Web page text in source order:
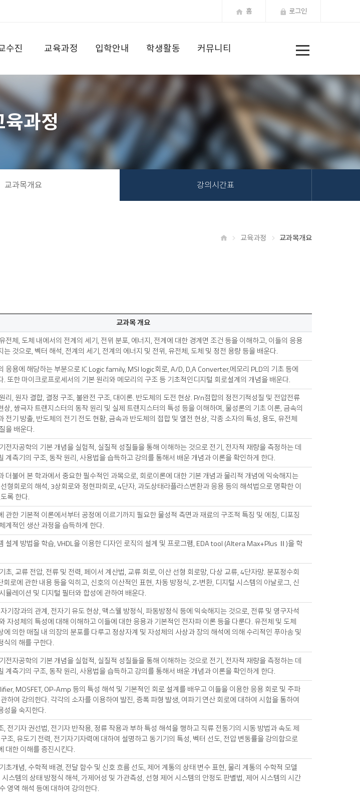
뉴
홈 로그인
수진 교육과정 입학안내 학생활동 커뮤니티
과정
교과목개요 강의시간표
교육과정 교과목개요
교과목 개요
전체, 도체 내에서의 전계의 세기, 전위 분포, 에너지, 전계에 대한 경계면 조건 등을 이해하고, 이들의 응용
는 것으로, 벡터 해석, 전계의 세기, 전계의 에너지 및 전위, 유전체, 도체 및 정전 용량 등을 배운다.
응용에 해당하는 부분으로 IC Logic family, MSI logic회로, A/D, D,A Converter,메모리 PLD의 기초 등에
. 또한 마이크로프로세서의 기본 원리와 메모리의 구조 등 기초적인디지털 회로설계의 개념을 배운다.
리, 원자 결합, 결정 구조, 불완전 구조, 대이론. 반도체의 도전 현상. P/n점합의 정전기적성질 및 전압전류
상, 쌍극자 트랜지스터의 동작 원리 및 실제 트랜지스터의 특성 등을 이해하며, 물성론의 기초 이론, 금속의
전기 방출, 반도체의 전기 전도 현황, 금속과 반도체의 접합 및 열전 현상, 각종 소자의 특성, 용도, 유전체
을 배운다.
전자공학의 기본 개념을 실험적, 실질적 성질들을 통해 이해하는 것으로 전기, 전자적 재량을 측정하는 데
계측기의 구조, 동작 원리, 사용법을 습득하고 강의를 통해서 배운 개념과 이론을 확인하게 한다.
더불어 본 학과에서 중요한 필수적인 과목으로, 회로이론에 대한 기본 개념과 물리적 개념에 익숙해지는
형회로의 해석, 3상회로와 정현파회로, 4단자, 과도상태라플라스변환과 응용 등의 해석법으로 명확한 이
록 한다.
관한 기본적 이론에서부터 공정에 이르기까지 필요한 물성적 측면과 재료의 구조적 특징 및 에칭, 디포징
계적인 생산 과정을 습득하게 한다.
설계 방법을 학습, VHDL을 이용한 디자인 로직의 설계 및 프로그램, EDA tool (Altera Max+Plus Ⅱ)을 학
초, 교류 전압, 전류 및 전력, 페이서 계산법, 교류 회로, 이산 선형 회로망, 다상 교류, 4단자망. 분포정수회
회로에 관한 내용 등을 익히고, 신호의 이산적인 표현, 차동 방정식, Z-변환, 디지털 시스템의 아날로그, 신
뮬레이션 및 디지털 필터와 합성에 관하여 배운다.
기장과의 관계, 전자기 유도 현상, 맥스웰 방정식, 파동방정식 등에 익숙해지는 것으로, 전류 및 영구자석
자성체의 특성에 대해 이해하고 이들에 대한 응용과 기본적인 전자파 이론 등을 다룬다. 유전체 및 도체
에 의한 매질 내 의장의 분포를 다루고 정상자계 및 자성체의 사상과 장의 해석에 의해 수리적인 푸아송 및
식의 해를 구한다.
전자공학의 기본 개념을 실험적, 실질적 성질들을 통해 이해하는 것으로 전기, 전자적 재량을 측정하는 데
계측기의 구조, 동작 원리, 사용법을 습득하고 강의를 통해서 배운 개념과 이론을 확인하게 한다.
MOSFET, OP-Amp 등의 특성 해석 및 기본적인 회로 설계를 배우고 이들을 이용한 응용 회로 및 주파
하여 강의한다. 각각의 소자를 이용하여 발진, 증폭 파형 발생, 여파기 연산 회로에 대하여 시험을 통하여
성을 숙지한다.
, 전기자 권선법, 전기자 반작용, 정류 작용과 부하 특성 해석을 행하고 직류 전동기의 시동 방법과 속도 제
조, 유도기 전력, 전기자기자력에 대하여 설명하고 동기기의 특성, 벡터 선도, 전압 변동률을 강의함으로
대한 이해를 증진시킨다.
초개념, 수학적 배경, 전달 함수 및 신호 흐름 선도, 제어 계통의 상태 변수 표현, 물리 계통의 수학적 모델
시스템의 상태 방정식 해석, 가제어성 및 가관측성, 선형 제어 시스템의 안정도 판별법, 제어 시스템의 시간
영역 해석 등에 대하여 강의한다.